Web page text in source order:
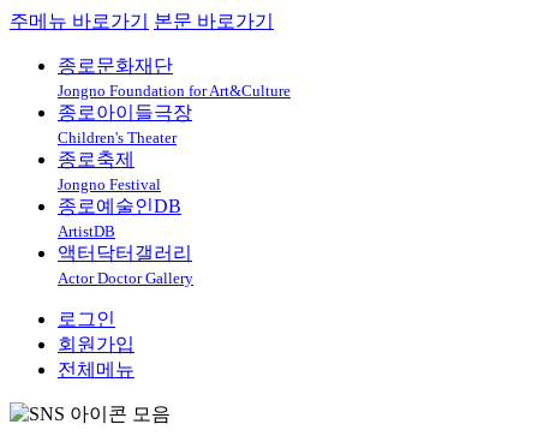
주메뉴 바로가기 본문 바로가기
종로문화재단
Jongno Foundation for Art&Culture
종로아이들극장
Children's Theater
종로축제
Jongno Festival
종로예술인DB
ArtistDB
액터닥터갤러리
Actor Doctor Gallery
로그인
회원가입
전체메뉴